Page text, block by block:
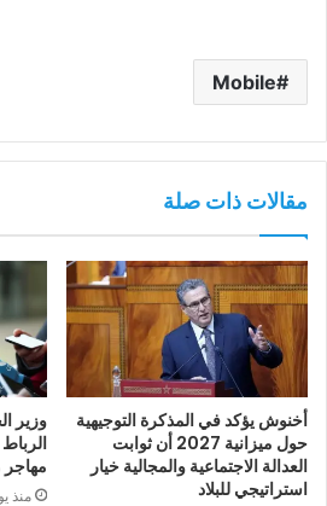
Mobile
مقالات ذات صلة
أخنوش يؤكد في المذكرة التوجيهية
حول ميزانية 2027 أن ثوابت
العدالة الاجتماعية والمجالية خيار
استراتيجي للبلاد
وزير
مهاجر
منذ